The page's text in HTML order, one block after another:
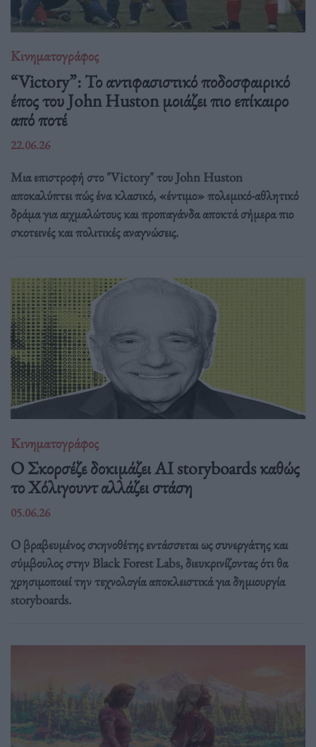
Κινηματογράφος
“Victory”: Το αντιφασιστικό ποδοσφαιρικό
έπος του John Huston μοιάζει πιο επίκαιρο
από ποτέ
22.06.26
Μια επιστροφή στο "Victory" του John Huston
αποκαλύπτει πώς ένα κλασικό, «έντιμο» πολεμικό-αθλητικό
δράμα για αιχμαλώτους και προπαγάνδα αποκτά σήμερα πιο
σκοτεινές και πολιτικές αναγνώσεις.
Κινηματογράφος
Ο Σκορσέζε δοκιμάζει AI storyboards καθώς
το Χόλιγουντ αλλάζει στάση
05.06.26
Ο βραβευμένος σκηνοθέτης εντάσσεται ως συνεργάτης και
σύμβουλος στην Black Forest Labs, διευκρινίζοντας ότι θα
χρησιμοποιεί την τεχνολογία αποκλειστικά για δημιουργία
storyboards.